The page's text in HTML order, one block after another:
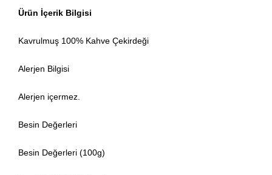
Ürün İçerik Bilgisi
Kavrulmuş 100% Kahve Çekirdeği
Alerjen Bilgisi
Alerjen içermez.
Besin Değerleri
Besin Değerleri (100g)